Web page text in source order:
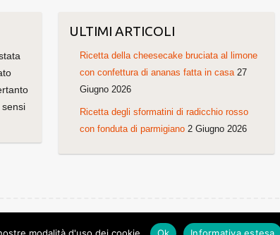
ULTIMI ARTICOLI
Ricetta della cheesecake bruciata al limone
con confettura di ananas fatta in casa 27
Giugno 2026
Ricetta degli sformatini di radicchio rosso
con fonduta di parmigiano 2 Giugno 2026
Ricette di Cristina. Non copiare grazie!